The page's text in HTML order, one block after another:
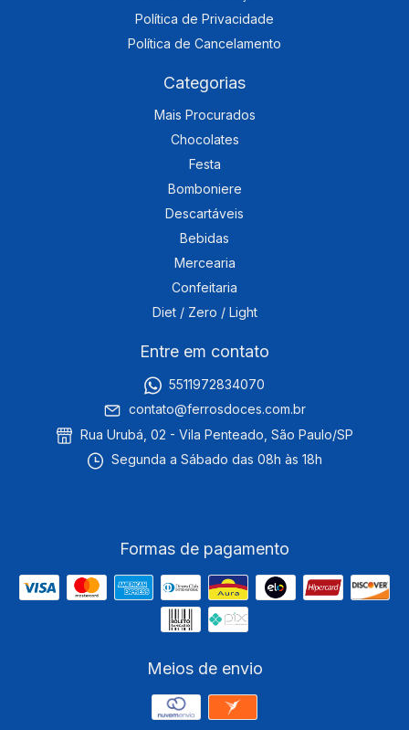
Política de Privacidade
Política de Cancelamento
Categorias
Mais Procurados
Chocolates
Festa
Bomboniere
Descartáveis
Bebidas
Mercearia
Confeitaria
Diet / Zero / Light
Entre em contato
5511972834070
contato@ferrosdoces.com.br
Rua Urubá, 02 - Vila Penteado, São Paulo/SP
Segunda a Sábado das 08h às 18h
Formas de pagamento
Meios de envio